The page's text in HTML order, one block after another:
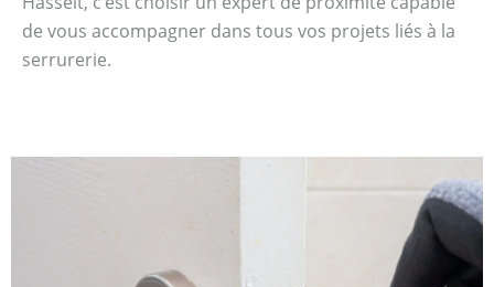
de vous accompagner dans tous vos projets liés à la
serrurerie.